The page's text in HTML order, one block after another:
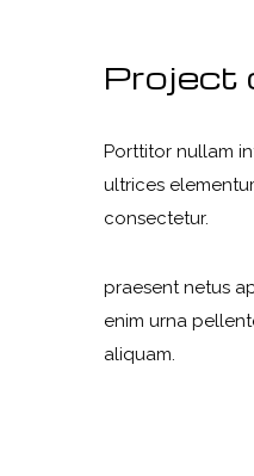
Project
Porttitor nullam
ultrices
consectetur.
praesent netus
enim urna
aliquam.